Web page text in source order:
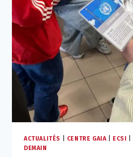
CENTRE
GAÏA
ACTUALITÉS CENTRE GAIA ECSI
DEMAIN